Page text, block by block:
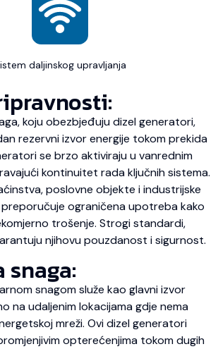
daljinskog upravljanja
koju obezbjeđuju dizel generatori,
rezervni izvor energije tokom prekida
se brzo aktiviraju u vanrednim
kontinuitet rada ključnih sistema.
poslovne objekte i industrijske
ograničena upotreba kako
trošenje. Strogi standardi,
njihovu pouzdanost i sigurnost.
snaga:
snagom služe kao glavni izvor
na udaljenim lokacijama gdje nema
mreži. Ovi dizel generatori
opterećenjima tokom dugih